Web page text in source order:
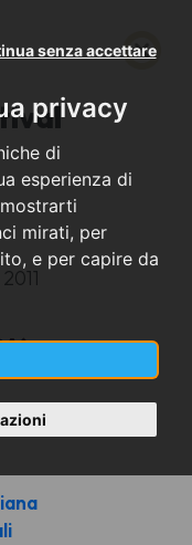
privacy
di
esperienza di
mirati, per
e per capire da
senza accettare
2011